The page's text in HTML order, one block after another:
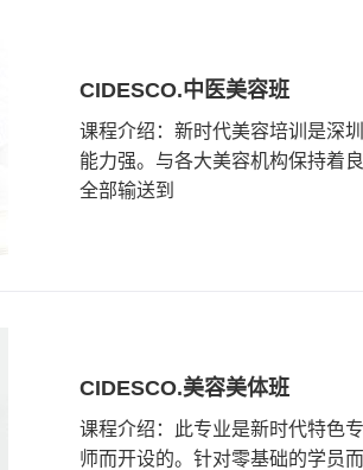
CIDESCO.中医美容班
课程介绍：新时代美容培训是深
能力强。与各大美容机构保持着
全部输送到
CIDESCO.美容美体班
课程介绍：此专业是新时代特色
师而开设的。针对零基础的学员